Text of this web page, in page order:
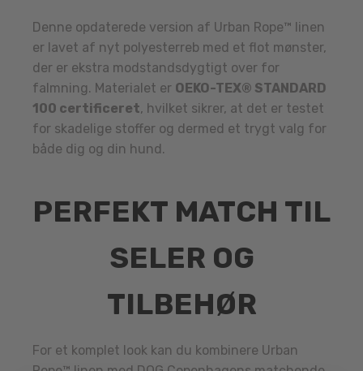
Denne opdaterede version af Urban Rope™ linen
er lavet af nyt polyesterreb med et flot mønster,
der er ekstra modstandsdygtigt over for
falmning. Materialet er OEKO-TEX® STANDARD
100 certificeret, hvilket sikrer, at det er testet
for skadelige stoffer og dermed et trygt valg for
både dig og din hund.
PERFEKT MATCH TIL
SELER OG
TILBEHØR
For et komplet look kan du kombinere Urban